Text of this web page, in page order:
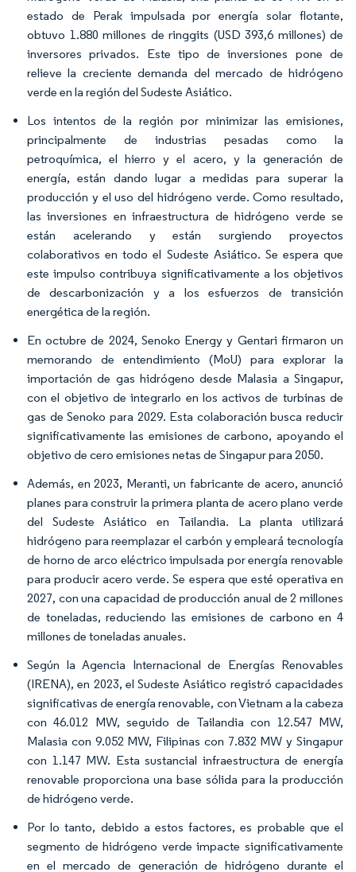
estado de Perak impulsada por energía solar flotante,
obtuvo 1.880 millones de ringgits (USD 393,6 millones) de
inversores privados. Este tipo de inversiones pone de
relieve la creciente demanda del mercado de hidrógeno
verde en la región del Sudeste Asiático.
Los intentos de la región por minimizar las emisiones,
principalmente de industrias pesadas como la
petroquímica, el hierro y el acero, y la generación de
energía, están dando lugar a medidas para superar la
producción y el uso del hidrógeno verde. Como resultado,
las inversiones en infraestructura de hidrógeno verde se
están acelerando y están surgiendo proyectos
colaborativos en todo el Sudeste Asiático. Se espera que
este impulso contribuya significativamente a los objetivos
de descarbonización y a los esfuerzos de transición
energética de la región.
En octubre de 2024, Senoko Energy y Gentari firmaron un
memorando de entendimiento (MoU) para explorar la
importación de gas hidrógeno desde Malasia a Singapur,
con el objetivo de integrarlo en los activos de turbinas de
gas de Senoko para 2029. Esta colaboración busca reducir
significativamente las emisiones de carbono, apoyando el
objetivo de cero emisiones netas de Singapur para 2050.
Además, en 2023, Meranti, un fabricante de acero, anunció
planes para construir la primera planta de acero plano verde
del Sudeste Asiático en Tailandia. La planta utilizará
hidrógeno para reemplazar el carbón y empleará tecnología
de horno de arco eléctrico impulsada por energía renovable
para producir acero verde. Se espera que esté operativa en
2027, con una capacidad de producción anual de 2 millones
de toneladas, reduciendo las emisiones de carbono en 4
millones de toneladas anuales.
Según la Agencia Internacional de Energías Renovables
(IRENA), en 2023, el Sudeste Asiático registró capacidades
significativas de energía renovable, con Vietnam a la cabeza
con 46.012 MW, seguido de Tailandia con 12.547 MW,
Malasia con 9.052 MW, Filipinas con 7.832 MW y Singapur
con 1.147 MW. Esta sustancial infraestructura de energía
renovable proporciona una base sólida para la producción
de hidrógeno verde.
Por lo tanto, debido a estos factores, es probable que el
segmento de hidrógeno verde impacte significativamente
en el mercado de generación de hidrógeno durante el